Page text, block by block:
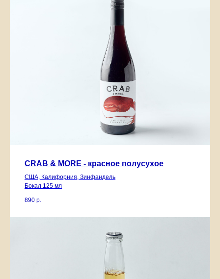
CRAB & MORE - красное полусухое
США, Калифорния, Зинфандель
Бокал 125 мл
890 р.